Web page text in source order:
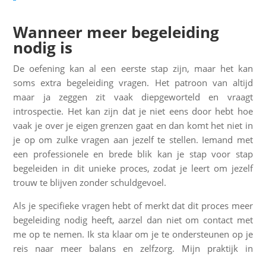
Wanneer meer begeleiding
nodig is
De oefening kan al een eerste stap zijn, maar het kan
soms extra begeleiding vragen. Het patroon van altijd
maar ja zeggen zit vaak diepgeworteld en vraagt
introspectie. Het kan zijn dat je niet eens door hebt hoe
vaak je over je eigen grenzen gaat en dan komt het niet in
je op om zulke vragen aan jezelf te stellen. Iemand met
een professionele en brede blik kan je stap voor stap
begeleiden in dit unieke proces, zodat je leert om jezelf
trouw te blijven zonder schuldgevoel.
Als je specifieke vragen hebt of merkt dat dit proces meer
begeleiding nodig heeft, aarzel dan niet om contact met
me op te nemen. Ik sta klaar om je te ondersteunen op je
reis naar meer balans en zelfzorg. Mijn praktijk in